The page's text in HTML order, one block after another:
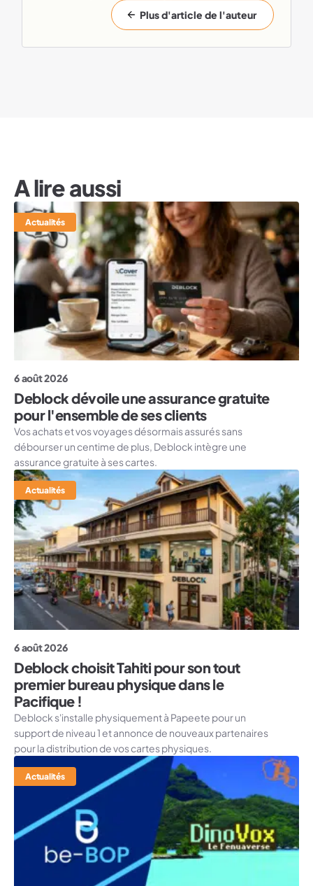
Plus d'article de l'auteur
A lire aussi
Actualités
6 août 2026
Deblock dévoile une assurance gratuite
pour l'ensemble de ses clients
Vos achats et vos voyages désormais assurés sans
débourser un centime de plus, Deblock intègre une
assurance gratuite à ses cartes.
Actualités
6 août 2026
Deblock choisit Tahiti pour son tout
premier bureau physique dans le
Pacifique !
Deblock s'installe physiquement à Papeete pour un
support de niveau 1 et annonce de nouveaux partenaires
pour la distribution de vos cartes physiques.
Actualités